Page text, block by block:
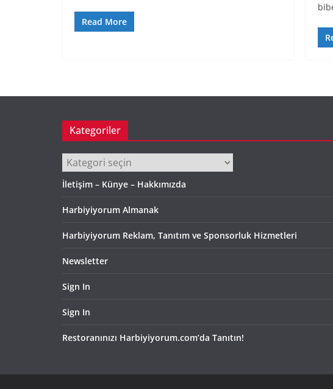
Read More
Kategoriler
Kategoriler
İletişim – Künye – Hakkımızda
Harbiyiyorum Almanak
Harbiyiyorum Reklam, Tanıtım ve Sponsorluk Hizmetleri
Newsletter
Sign In
Sign In
Restoranınızı Harbiyiyorum.com’da Tanıtın!